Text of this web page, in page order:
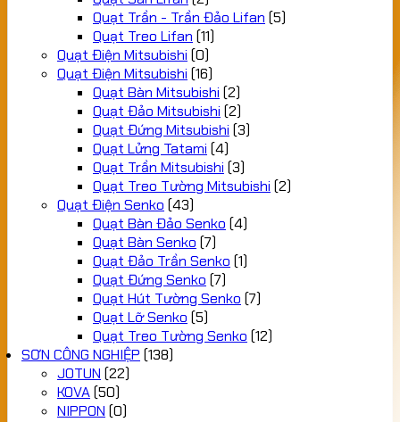
Quạt Trần - Trần Đảo Lifan (5)
Quạt Treo Lifan (11)
Quạt Điện Mitsubishi (0)
Quạt Điện Mitsubishi (16)
Quạt Bàn Mitsubishi (2)
Quạt Đảo Mitsubishi (2)
Quạt Đứng Mitsubishi (3)
Quạt Lửng Tatami (4)
Quạt Trần Mitsubishi (3)
Quạt Treo Tường Mitsubishi (2)
Quạt Điện Senko (43)
Quạt Bàn Đảo Senko (4)
Quạt Bàn Senko (7)
Quạt Đảo Trần Senko (1)
Quạt Đứng Senko (7)
Quạt Hút Tường Senko (7)
Quạt Lỡ Senko (5)
Quạt Treo Tường Senko (12)
SƠN CÔNG NGHIỆP (138)
JOTUN (22)
KOVA(50)
NIPPON (0)